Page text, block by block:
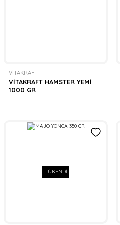
VİTAKRAFT
VİTAKRAFT HAMSTER YEMİ
1000 GR
TÜKENDİ